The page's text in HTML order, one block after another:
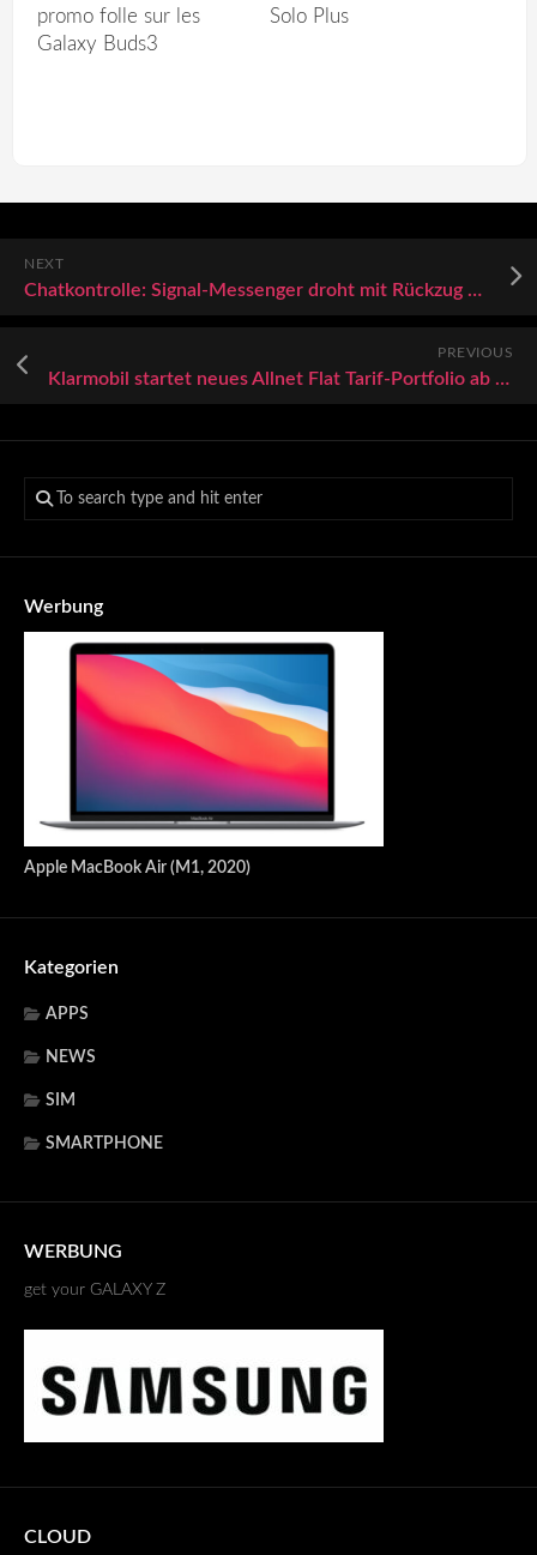
promo folle sur les
Galaxy Buds3
Solo Plus
NEXT
Chatkontrolle: Signal-Messenger droht mit Rückzug aus Europa
PREVIOUS
Klarmobil startet neues Allnet Flat Tarif-Portfolio ab 1. Oktober
Werbung
Apple MacBook Air (M1, 2020)
Kategorien
APPS
NEWS
SIM
SMARTPHONE
WERBUNG
get your GALAXY Z
CLOUD